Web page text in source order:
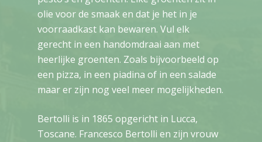
olie voor de smaak en dat je het in je
voorraadkast kan bewaren. Vul elk
gerecht in een handomdraai aan met
heerlijke groenten. Zoals bijvoorbeeld op
een pizza, in een piadina of in een salade
maar er zijn nog veel meer mogelijkheden.
Bertolli is in 1865 opgericht in Lucca,
Toscane. Francesco Bertolli en zijn vrouw